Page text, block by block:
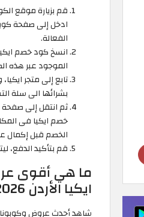
قم بزيارة موقع
ادخل إلى صفحة
الفعالة.
انسخ كود خصم
الموجود عبر هذه
تابع إلى متجر
بشرائها الى سلة
ثم انتقل إلى
خصم ايكيا فى
الخصم قبل إكمال
قم بتأكيد الدفع،
ما هي أقوى
ايكيا الأردن 2026؟